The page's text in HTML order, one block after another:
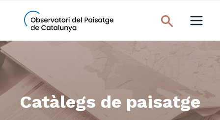
Catàlegs de paisatge